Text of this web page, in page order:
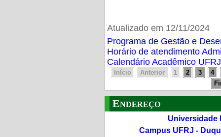
Atualizado em 12/11/2024
Programa de Gestão e
Horário de atendimento
Calendário Acadêmico
Início Anterior 1 2 3
4
Endereço
Universidade
Campus UFRJ -